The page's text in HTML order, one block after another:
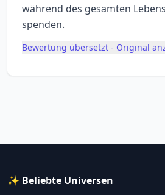
während des gesamten
spenden.
Bewertung übersetzt - Original
✨ Beliebte Universen